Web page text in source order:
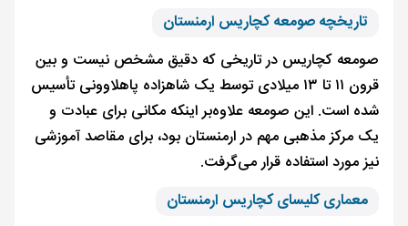
تاریخچه صومعه کچاریس ارمنستان
صومعه کچاریس در تاریخی که دقیق مشخص نیست و بین
قرون ۱۱ تا ۱۳ میلادی توسط یک شاهزاده پاهلاوونی تأسیس
شده است. این صومعه علاوه‌بر اینکه مکانی برای عبادت و
یک مرکز مذهبی مهم در ارمنستان بود، برای مقاصد آموزشی
نیز مورد استفاده قرار می‌گرفت.
معماری کلیسای کچاریس ارمنستان